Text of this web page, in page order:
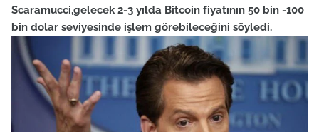
Scaramucci,gelecek 2-3 yılda Bitcoin fiyatının 50 bin -100
bin dolar seviyesinde işlem görebileceğini söyledi.